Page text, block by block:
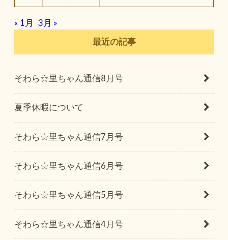
« 1月
3月 »
最近の記事
そわら☆里ちゃん通信8月号
夏季休暇について
そわら☆里ちゃん通信7月号
そわら☆里ちゃん通信6月号
そわら☆里ちゃん通信5月号
そわら☆里ちゃん通信4月号